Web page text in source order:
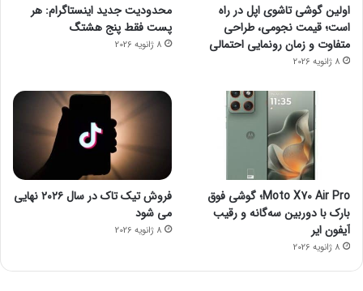
اولین گوشی تاشوی اپل در راه
است؛ قیمت نجومی، طراحی
متفاوت و زمان رونمایی احتمالی
8 ژانویه 2026
محدودیت جدید اینستاگرام: هر
پست فقط پنج هشتگ
8 ژانویه 2026
Moto X70 Air Pro؛ گوشی فوق
بارک با دوربین سه‌گانه و رقیب
آیفون ایر
8 ژانویه 2026
فروش تیک تاک در سال ۲۰۲۶ نهایی
می شود
8 ژانویه 2026